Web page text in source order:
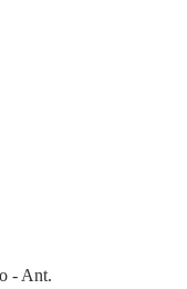
- Ant.